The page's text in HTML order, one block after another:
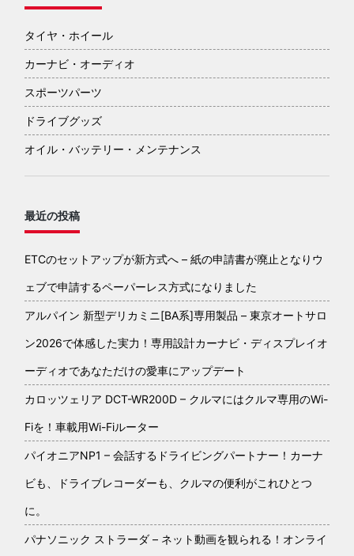
タイヤ・ホイール
カーナビ・オーディオ
スポーツパーツ
ドライブグッズ
オイル・バッテリー・メンテナンス
最近の投稿
ETCのセットアップが新方式へ – 紙の申請書が廃止となりウ
ェブで申請するペーパーレス方式になりました
アルパイン 新型デリカミニ[BA系]専用製品 – 東京オートサロ
ン2026で体感した実力！専用設計カーナビ・ディスプレイオ
ーディオであなただけの愛車にアップデート
カロッツェリア DCT-WR200D – クルマにはクルマ専用のWi-
Fiを！車載用Wi-Fiルーター
パイオニアNP1 – 会話するドライビングパートナー！カーナ
ビも、ドライブレコーダーも、クルマの便利がこれひとつ
に。
パナソニック ストラーダ – ネット動画を観られる！オンライ